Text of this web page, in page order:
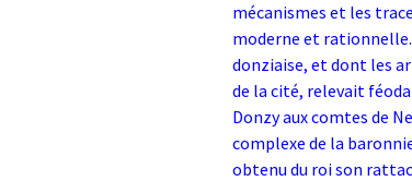
mécanismes et les
moderne et
donziaise, et dont les
de la cité, relevait
Donzy aux comtes de
complexe de la
obtenu du roi son